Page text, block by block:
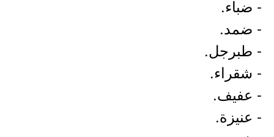
- ضباء.
- ضمد.
- طبرجل.
- شقراء.
- عفيف.
- عنيزة.